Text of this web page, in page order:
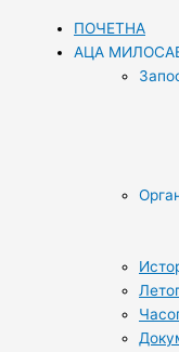
ПОЧЕТНА
АЦА